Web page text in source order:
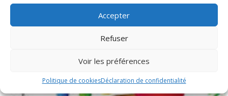
Accepter
Refuser
Voir les préférences
Politique de cookiesDéclaration de confidentialité